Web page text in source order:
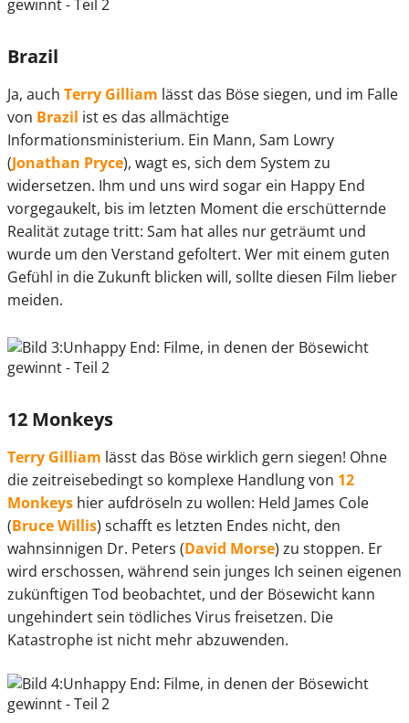
Brazil
Ja, auch Terry Gilliam lässt das Böse siegen, und im Falle
von Brazil ist es das allmächtige
Informationsministerium. Ein Mann, Sam Lowry
(Jonathan Pryce), wagt es, sich dem System zu
widersetzen. Ihm und uns wird sogar ein Happy End
vorgegaukelt, bis im letzten Moment die erschütternde
Realität zutage tritt: Sam hat alles nur geträumt und
wurde um den Verstand gefoltert. Wer mit einem guten
Gefühl in die Zukunft blicken will, sollte diesen Film lieber
meiden.
12 Monkeys
Terry Gilliam lässt das Böse wirklich gern siegen! Ohne
die zeitreisebedingt so komplexe Handlung von 12
Monkeys hier aufdröseln zu wollen: Held James Cole
(Bruce Willis) schafft es letzten Endes nicht, den
wahnsinnigen Dr. Peters (David Morse) zu stoppen. Er
wird erschossen, während sein junges Ich seinen eigenen
zukünftigen Tod beobachtet, und der Bösewicht kann
ungehindert sein tödliches Virus freisetzen. Die
Katastrophe ist nicht mehr abzuwenden.